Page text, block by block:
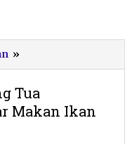
»
Saya
Orang
Tua
Tua
Makan Ikan